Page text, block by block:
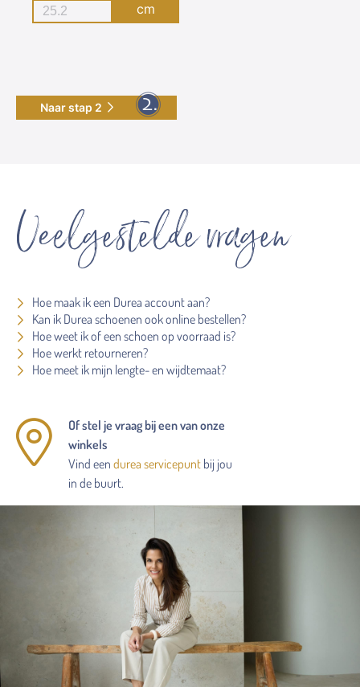
cm
Naar stap 2
Veelgestelde vragen
Hoe maak ik een Durea account aan?
Kan ik Durea schoenen ook online bestellen?
Hoe weet ik of een schoen op voorraad is?
Hoe werkt retourneren?
Hoe meet ik mijn lengte- en wijdtemaat?
Of stel je vraag bij een van onze
winkels
Vind een durea servicepunt bij jou
in de buurt.